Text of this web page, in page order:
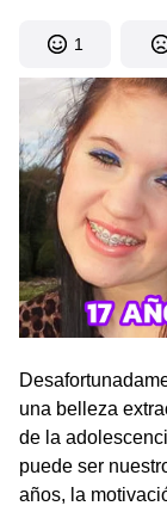
1
una belleza
de la
puede ser
años, la